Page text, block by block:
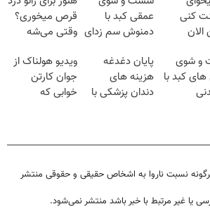
کنی
عمقی کبد با
دمنوش سم زدای
قرص میخوری؟
وقتی می‌شه
درمانش کرد؟؟؟؟
و شوی
کبد با
پایان دغدغه
هزینه های
دندان پزشکی با
ویدیو هولناک از
جوان کارتن
خوابی که
نسبت ناروا به اشخاص حقیقی و حقوقی منتشر
یا غیر مرتبط با خبر باشد منتشر نمی‌شود.